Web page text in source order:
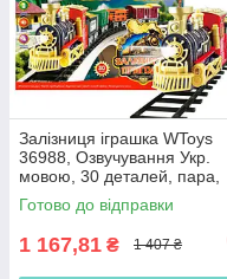
Залізниця іграшка WToys
36988, Озвучування Укр.
мовою, 30 деталей, пара,
підсвітка, 153 х 125 см
Готово до відправки
1 167,81 ₴ 1 407 ₴